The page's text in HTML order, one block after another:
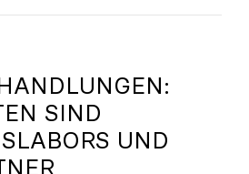
SIND
UND